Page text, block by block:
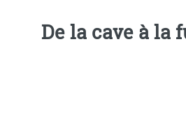
De la cave à la